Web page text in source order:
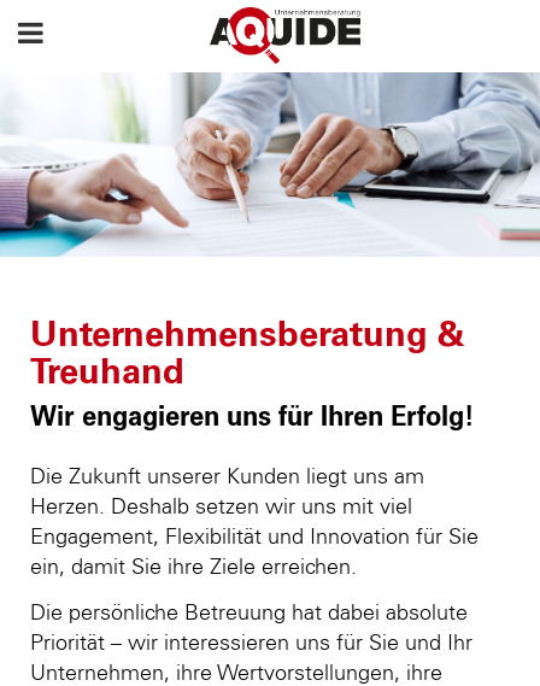
Unternehmensberatung &
Treuhand
Wir engagieren uns für Ihren Erfolg!
Die Zukunft unserer Kunden liegt uns am
Herzen. Deshalb setzen wir uns mit viel
Engagement, Flexibilität und Innovation für Sie
ein, damit Sie ihre Ziele erreichen.
Die persönliche Betreuung hat dabei absolute
Priorität – wir interessieren uns für Sie und Ihr
Unternehmen, ihre Wertvorstellungen, ihre